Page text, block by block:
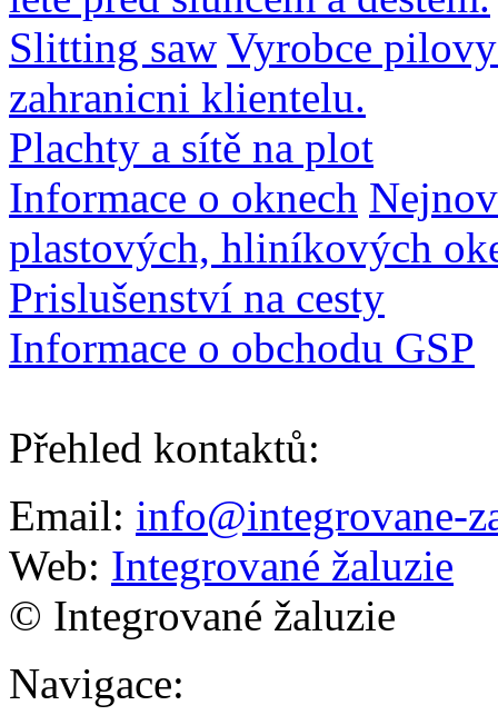
Slitting saw Vyrobce
zahranicni klientelu.
Plachty a sítě na plot
Informace o oknech
plastových, hliníkových
Prislušenství na cesty
Informace o obchodu GSP
Přehled kontaktů:
Email: info@integrovane-
Web: Integrované žaluzie
© Integrované žaluzie
Navigace: